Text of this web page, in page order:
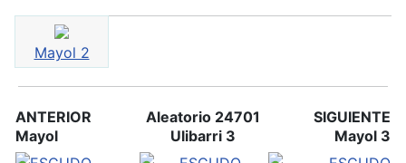
Mayol 2
ANTERIOR
Mayol
Aleatorio 24701
Ulibarri 3
SIGUIENTE
Mayol 3